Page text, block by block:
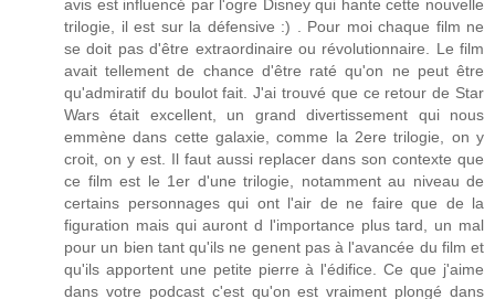
avis est influencé par l'ogre Disney qui hante cette nouvelle
trilogie, il est sur la défensive :) . Pour moi chaque film ne
se doit pas d'être extraordinaire ou révolutionnaire. Le film
avait tellement de chance d'être raté qu'on ne peut être
qu'admiratif du boulot fait. J'ai trouvé que ce retour de Star
Wars était excellent, un grand divertissement qui nous
emmène dans cette galaxie, comme la 2ere trilogie, on y
croit, on y est. Il faut aussi replacer dans son contexte que
ce film est le 1er d'une trilogie, notamment au niveau de
certains personnages qui ont l'air de ne faire que de la
figuration mais qui auront d l'importance plus tard, un mal
pour un bien tant qu'ils ne genent pas à l'avancée du film et
qu'ils apportent une petite pierre à l'édifice. Ce que j'aime
dans votre podcast c'est qu'on est vraiment plongé dans